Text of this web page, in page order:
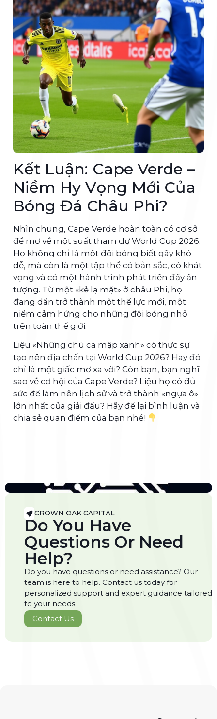
Kết Luận: Cape Verde –
Niềm Hy Vọng Mới Của
Bóng Đá Châu Phi?
Nhìn chung, Cape Verde hoàn toàn có cơ sở
để mơ về một suất tham dự World Cup 2026.
Họ không chỉ là một đội bóng biết gây khó
dễ, mà còn là một tập thể có bản sắc, có khát
vọng và có một hành trình phát triển đầy ấn
tượng. Từ một «kẻ lạ mặt» ở châu Phi, họ
đang dần trở thành một thế lực mới, một
niềm cảm hứng cho những đội bóng nhỏ
trên toàn thế giới.
Liệu «Những chú cá mập xanh» có thực sự
tạo nên địa chấn tại World Cup 2026? Hay đó
chỉ là một giấc mơ xa vời? Còn bạn, bạn nghĩ
sao về cơ hội của Cape Verde? Liệu họ có đủ
sức để làm nên lịch sử và trở thành «ngựa ô»
lớn nhất của giải đấu? Hãy để lại bình luận và
chia sẻ quan điểm của bạn nhé!
CROWN OAK CAPITAL
Do You Have
Questions Or Need
Help?
Do you have questions or need assistance? Our
team is here to help. Contact us today for
personalized support and expert guidance tailored
to your needs.
Contact Us